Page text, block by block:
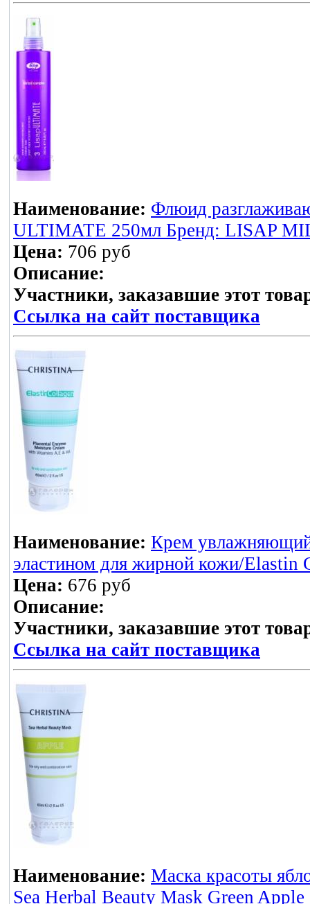
Наименование: Флюид
ULTIMATE 250мл Бренд: LISAP
Цена: 706 руб
Описание:
Участники, заказавшие этот
Ссылка на сайт поставщика
Наименование: Крем увлажняющий
эластином для жирной кожи/Elastin
Цена: 676 руб
Описание:
Участники, заказавшие этот
Ссылка на сайт поставщика
Наименование: Маска красоты
Sea Herbal Beauty Mask Green